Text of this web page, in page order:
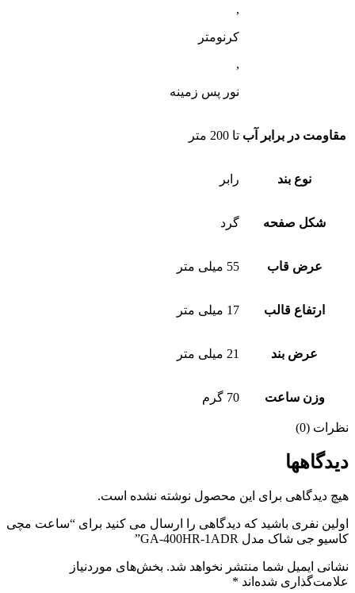
,
کرنومتر
,
نور پس زمینه
مقاومت در برابر آب تا 200 متر
نوع بند رابر
شکل صفحه گرد
عرض قاب 55 میلی متر
ارتفاع قالب 17 میلی متر
عرض بند 21 میلی متر
وزن ساعت 70 گرم
نظرات (0)
دیدگاهها
هیچ دیدگاهی برای این محصول نوشته نشده است.
اولین نفری باشید که دیدگاهی را ارسال می کنید برای “ساعت مچی
کاسیو جی شاک مدل GA-400HR-1ADR”
نشانی ایمیل شما منتشر نخواهد شد. بخش‌های موردنیاز
علامت‌گذاری شده‌اند *